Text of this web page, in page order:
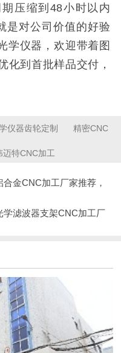
压缩到48小时以内
对公司价值的好验
学仪器，欢迎带着图
到首批样品交付，
仪器齿轮定制 精密CNC
迈特CNC加工
金CNC加工厂家推荐，
学滤波器支架CNC加工厂